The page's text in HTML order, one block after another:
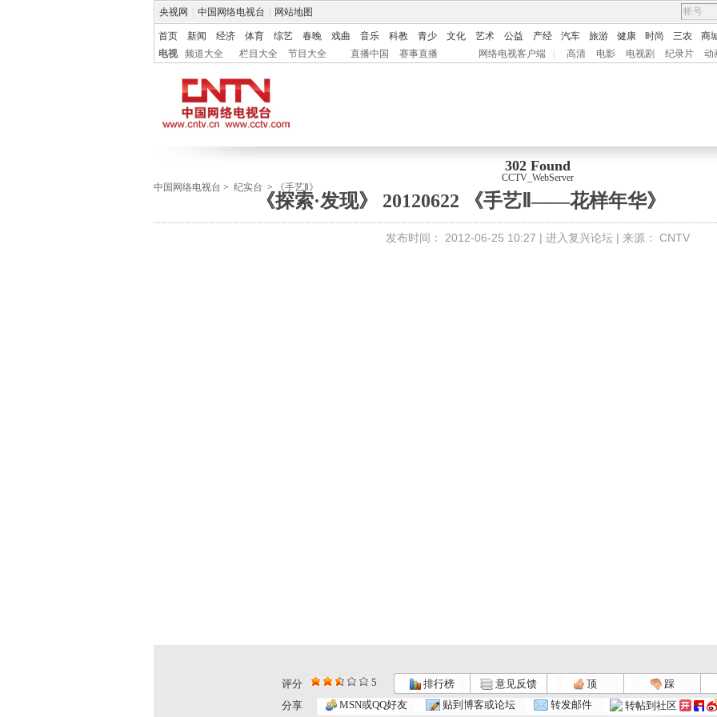
央视网 中国网络电视台 网站地图
首页 新闻 经济 体育 综艺 春晚 戏曲 音乐 科教 青少 文化 艺术 公益 产经 汽车 旅游 健康 时尚 三农
商
电视
频道大全 栏目大全 节目大全 直播中国 赛事直播 网络电视客户端 高清 电影 电视剧 纪录片 动
302 Found
CCTV_WebServer
中国网络电视台 > 纪实台 > 《手艺Ⅱ》
《探索·发现》 20120622 《手艺Ⅱ——花样年华》
发布时间： 2012-06-25 10:27 | 进入复兴论坛 | 来源： CNTV
评分 5 排行榜 意见反馈 顶
踩
分享
MSN或QQ好友 贴到博客或论坛 转发邮件 转帖到社区